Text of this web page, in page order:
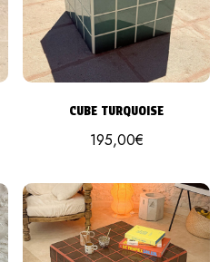
CUBE TURQUOISE
195,00€